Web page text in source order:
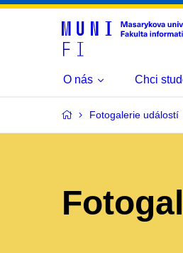
O nás Chci
Fotogalerie událostí